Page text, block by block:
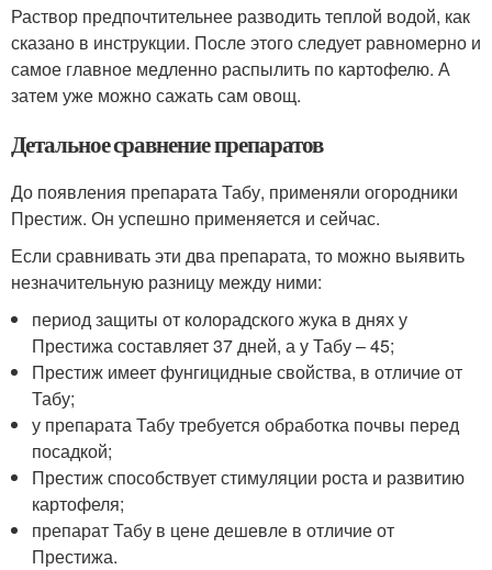
Раствор предпочтительнее разводить теплой водой, как
сказано в инструкции. После этого следует равномерно и
самое главное медленно распылить по картофелю. А
затем уже можно сажать сам овощ.
Детальное сравнение препаратов
До появления препарата Табу, применяли огородники
Престиж. Он успешно применяется и сейчас.
Если сравнивать эти два препарата, то можно выявить
незначительную разницу между ними:
период защиты от колорадского жука в днях у
Престижа составляет 37 дней, а у Табу – 45;
Престиж имеет фунгицидные свойства, в отличие от
Табу;
у препарата Табу требуется обработка почвы перед
посадкой;
Престиж способствует стимуляции роста и развитию
картофеля;
препарат Табу в цене дешевле в отличие от
Престижа.